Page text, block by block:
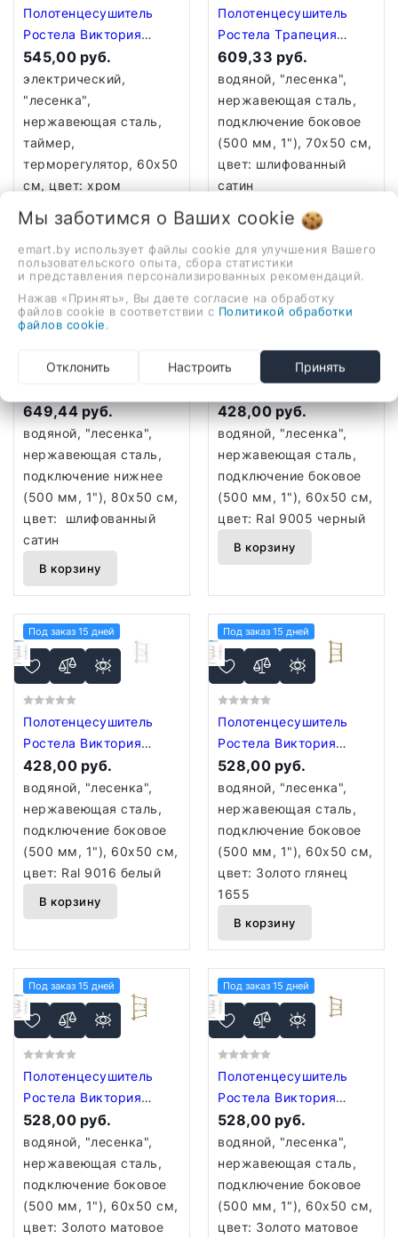
Полотенцесушитель
Ростела Виктория
50x60/4 (с диммером,
левый) золото матовое
Титан
545,00 руб.
электрический,
"лесенка",
нержавеющая сталь,
таймер,
терморегулятор, 60x50
см, цвет: хром
В корзину
Полотенцесушитель
Ростела Трапеция
боковое подключение
1" 6 перекладин 70 см
шлифованный сатин
609,33 руб.
водяной, "лесенка",
нержавеющая сталь,
подключение боковое
(500 мм, 1"), 70x50 см,
цвет: шлифованный
сатин
В корзину
Под заказ 15 дней
Полотенцесушитель
(нижн,подв, 1" резьба)
500 x 800 / 8
шлифованный сатин
649,44 руб.
водяной, "лесенка",
нержавеющая сталь,
подключение нижнее
(500 мм, 1"), 80x50 см,
цвет: шлифованный
сатин
В корзину
Под заказ 15 дней
Полотенцесушитель
Ростела Виктория
боковое подключение
1" 4 перекладины 60
см Ral 9005 черный
428,00 руб.
водяной, "лесенка",
нержавеющая сталь,
подключение боковое
(500 мм, 1"), 60x50 см,
цвет: Ral 9005 черный
В корзину
Под заказ 15 дней
Полотенцесушитель
Ростела Виктория
боковое подключение
1" 4 перекладины 60
см Ral 9016 белый
428,00 руб.
водяной, "лесенка",
нержавеющая сталь,
подключение боковое
(500 мм, 1"), 60x50 см,
цвет: Ral 9016 белый
В корзину
Под заказ 15 дней
Полотенцесушитель
Ростела Виктория
боковое подключение
1" 4 перекладины 60
см Золото глянец 1655
528,00 руб.
водяной, "лесенка",
нержавеющая сталь,
подключение боковое
(500 мм, 1"), 60x50 см,
цвет: Золото глянец
1655
В корзину
Под заказ 15 дней
Полотенцесушитель
Ростела Виктория
боковое подключение
1" 4 перекладины 60
см Золото матовое
1498
528,00 руб.
водяной, "лесенка",
нержавеющая сталь,
подключение боковое
(500 мм, 1"), 60x50 см,
цвет: Золото матовое
Под заказ 15 дней
Полотенцесушитель
Ростела Виктория
боковое подключение
1" 4 перекладины 60
см Золото матовое
Титан
528,00 руб.
водяной, "лесенка",
нержавеющая сталь,
подключение боковое
(500 мм, 1"), 60x50 см,
цвет: Золото матовое
Мы заботимся о Ваших cookie
emart.by использует файлы cookie для улучшения Вашего
пользовательского опыта, сбора статистики
и представления персонализированных рекомендаций.
Нажав «Принять», Вы даете согласие на обработку
файлов cookie в соответствии с Политикой обработки
файлов cookie
Отклонить Настроить Принять